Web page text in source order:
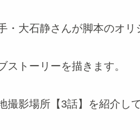
・大石静さんが脚本のオ
ストーリーを描きます。
撮影場所【3話】を紹介し